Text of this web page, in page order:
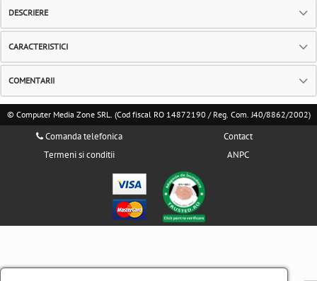
DESCRIERE
CARACTERISTICI
COMENTARII
© Computer Media Zone SRL. (Cod fiscal RO 14872190 / Reg. Com. J40/8862/2002)
Comanda telefonica
Termeni si conditii
Contact
ANPC